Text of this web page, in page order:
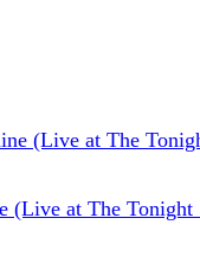
(Live at The Tonight